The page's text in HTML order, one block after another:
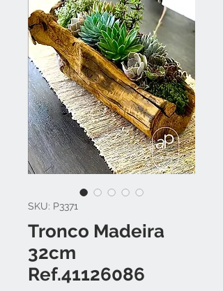
SKU: P3371
Tronco Madeira
32cm
Ref.41126086